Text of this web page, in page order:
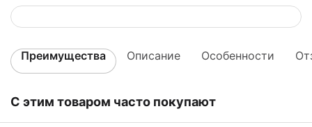
Преимущества Описание Особенности
С этим товаром часто покупают